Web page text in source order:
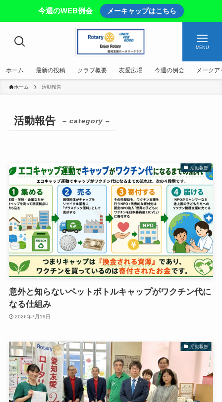
今週のWEB例会 メーキャップはこちら
MENU
ホーム 最新の投稿 クラブ概要 友愛広場 今週の例会 メークア
ホーム 活動報告
活動報告 – category –
活動報告
意外と知らないペットボトルキャップがワクチン代に
なる仕組み
2026年7月19日
活動報告